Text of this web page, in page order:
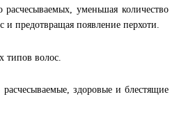
расчесываемых, уменьшая количество
и предотвращая появление перхоти.
типов волос.
расчесываемые, здоровые и блестящие